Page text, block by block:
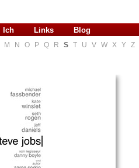
Ich Links Blog
M N O P Q R S T U V W X Y Z